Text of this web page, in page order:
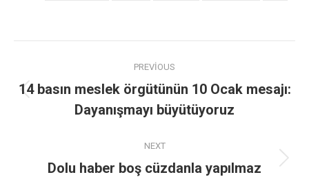
PREVIOUS
14 basın meslek örgütünün 10 Ocak mesajı:
Dayanışmayı büyütüyoruz
NEXT
Dolu haber boş cüzdanla yapılmaz